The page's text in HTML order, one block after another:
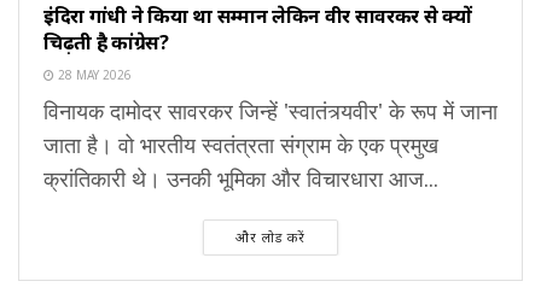
इंदिरा गांधी ने किया था सम्मान लेकिन वीर सावरकर से क्यों
चिढ़ती है कांग्रेस?
28 MAY 2026
विनायक दामोदर सावरकर जिन्हें 'स्वातंत्र्यवीर' के रूप में जाना
जाता है। वो भारतीय स्वतंत्रता संग्राम के एक प्रमुख
क्रांतिकारी थे। उनकी भूमिका और विचारधारा आज...
और लोड करें